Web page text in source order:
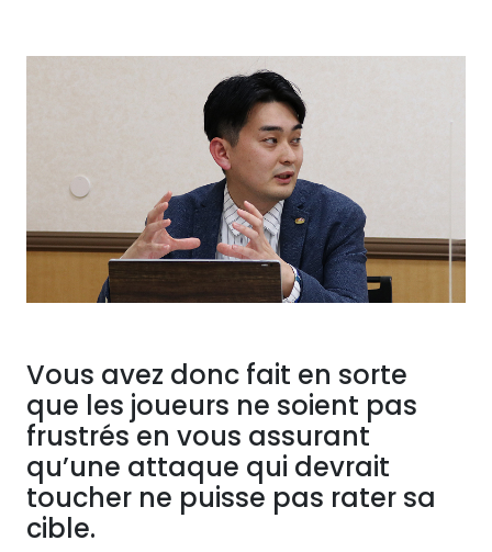
Vous avez donc fait en sorte
que les joueurs ne soient pas
frustrés en vous assurant
qu’une attaque qui devrait
toucher ne puisse pas rater sa
cible.